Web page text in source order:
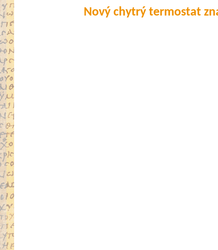
Nový chytrý termostat